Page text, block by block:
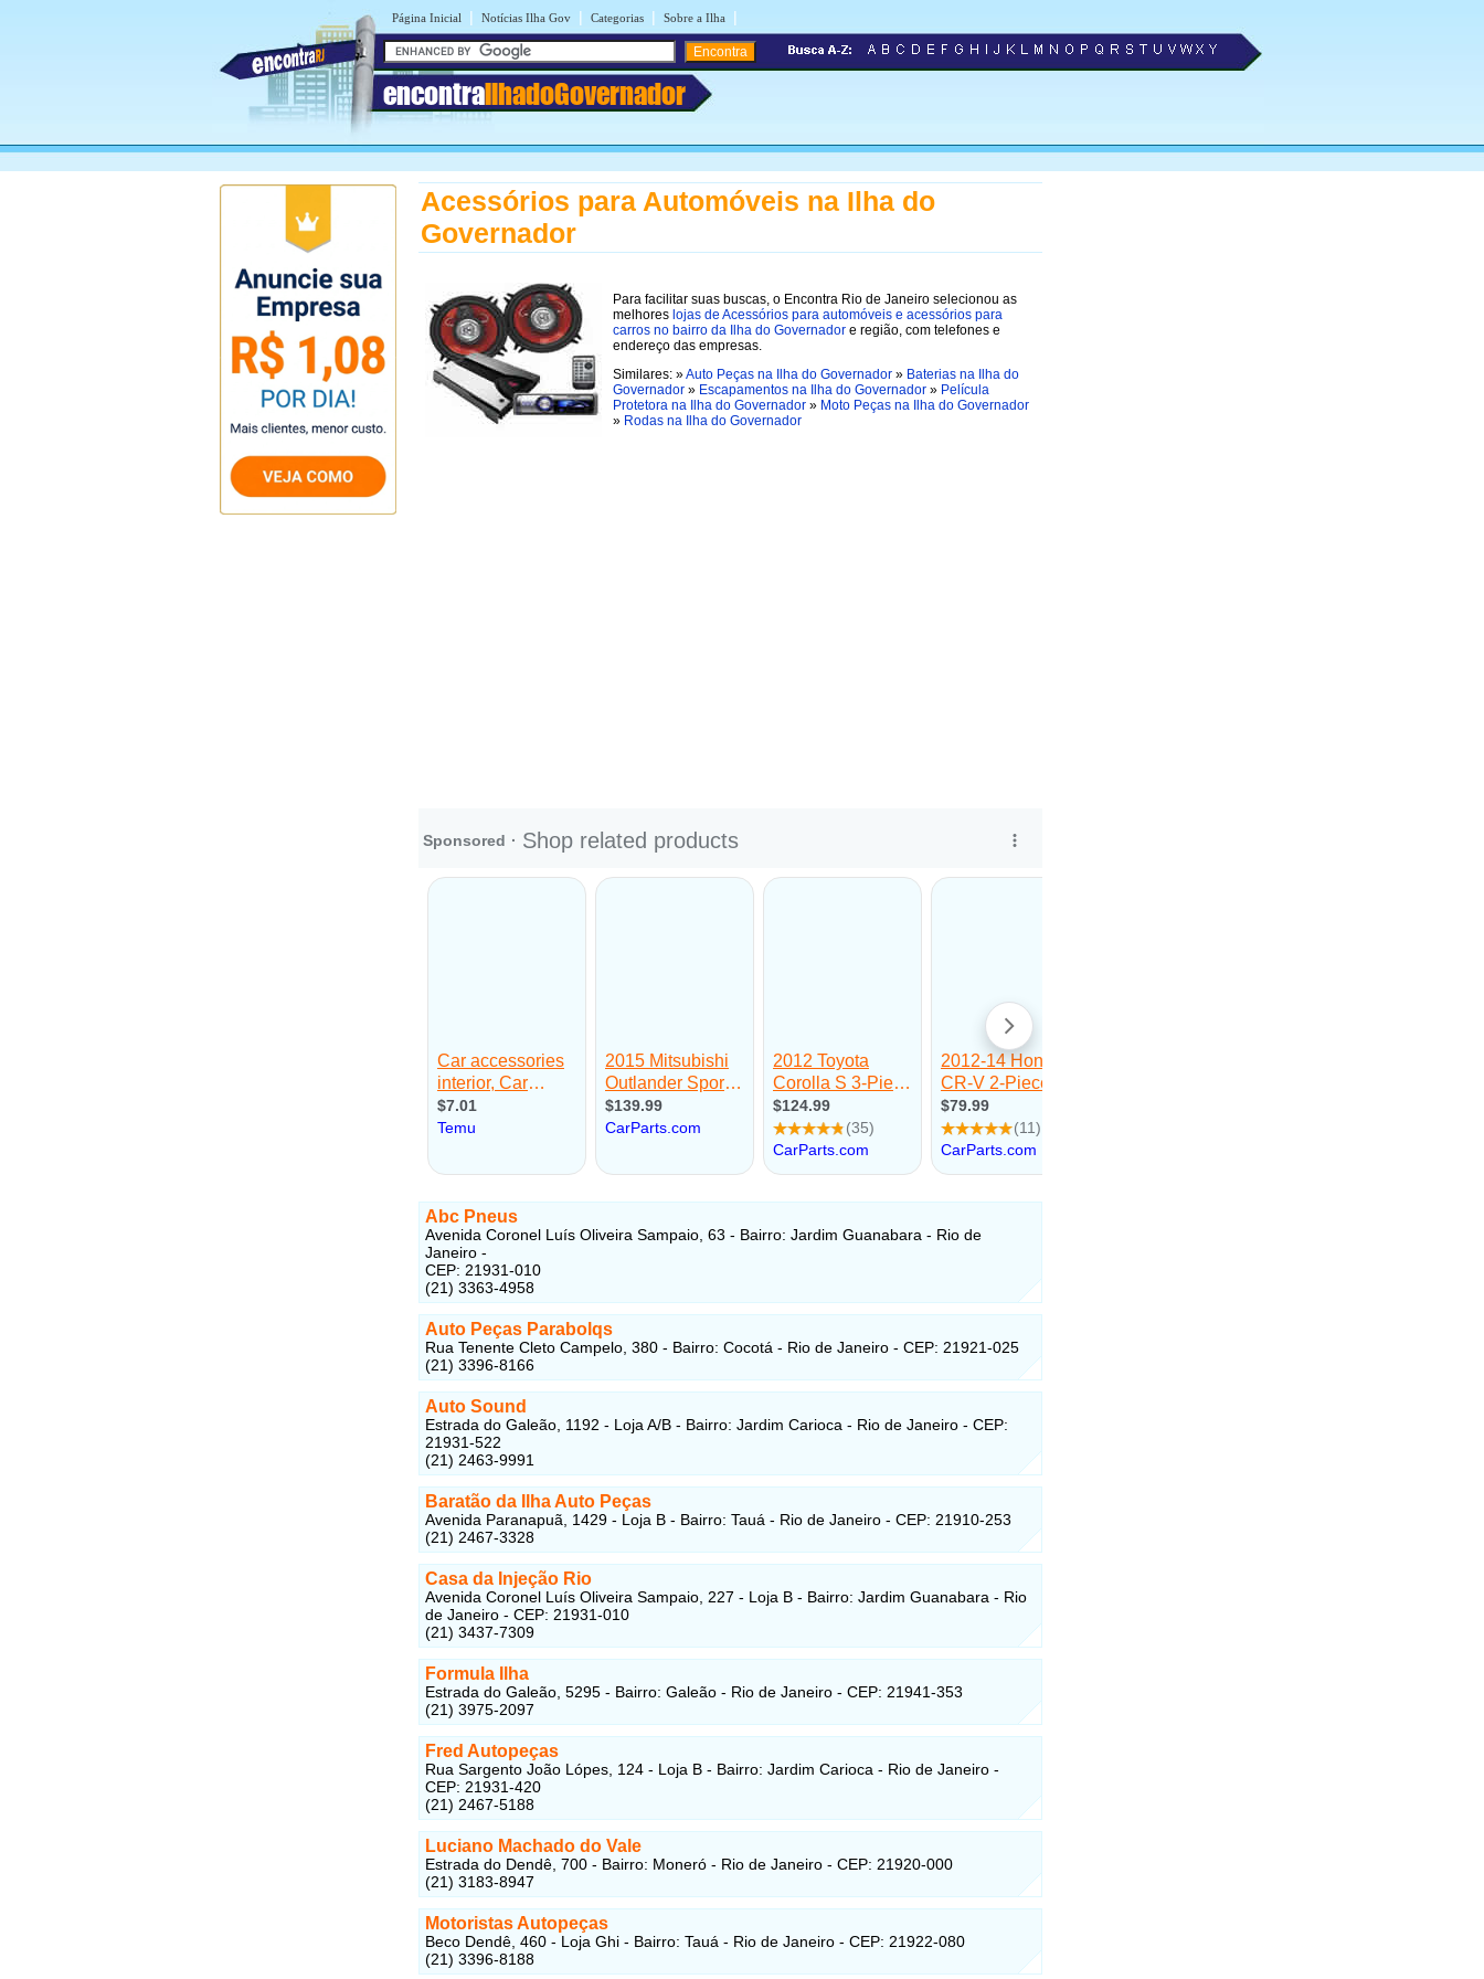
Página Inicial | Notícias Ilha Gov | Categorias | Sobre a Ilha |
encontraIlhadoGovernador
Acessórios para Automóveis na Ilha do
Governador
Para facilitar suas buscas, o Encontra Rio de Janeiro selecionou as
melhores lojas de Acessórios para automóveis e acessórios para
carros no bairro da Ilha do Governador e região, com telefones e
endereço das empresas.
Similares: »Auto Peças na Ilha do Governador » Baterias na Ilha do
Governador » Escapamentos na Ilha do Governador » Película
Protetora na Ilha do Governador » Moto Peças na Ilha do Governador
» Rodas na Ilha do Governador
Abc Pneus
Avenida Coronel Luís Oliveira Sampaio, 63 - Bairro: Jardim Guanabara - Rio de
Janeiro -
CEP: 21931-010
(21) 3363-4958
Auto Peças Parabolqs
Rua Tenente Cleto Campelo, 380 - Bairro: Cocotá - Rio de Janeiro - CEP: 21921-025
(21) 3396-8166
Auto Sound
Estrada do Galeão, 1192 - Loja A/B - Bairro: Jardim Carioca - Rio de Janeiro - CEP:
21931-522
(21) 2463-9991
Baratão da Ilha Auto Peças
Avenida Paranapuã, 1429 - Loja B - Bairro: Tauá - Rio de Janeiro - CEP: 21910-253
(21) 2467-3328
Casa da Injeção Rio
Avenida Coronel Luís Oliveira Sampaio, 227 - Loja B - Bairro: Jardim Guanabara - Rio
de Janeiro - CEP: 21931-010
(21) 3437-7309
Formula Ilha
Estrada do Galeão, 5295 - Bairro: Galeão - Rio de Janeiro - CEP: 21941-353
(21) 3975-2097
Fred Autopeças
Rua Sargento João Lópes, 124 - Loja B - Bairro: Jardim Carioca - Rio de Janeiro -
CEP: 21931-420
(21) 2467-5188
Luciano Machado do Vale
Estrada do Dendê, 700 - Bairro: Moneró - Rio de Janeiro - CEP: 21920-000
(21) 3183-8947
Motoristas Autopeças
Beco Dendê, 460 - Loja Ghi - Bairro: Tauá - Rio de Janeiro - CEP: 21922-080
(21) 3396-8188